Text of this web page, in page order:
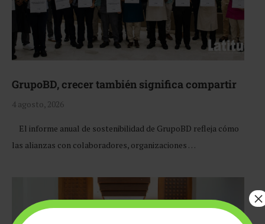
GrupoBD, crecer también significa compartir
4 agosto, 2026
El informe anual de sostenibilidad de GrupoBD refleja cómo
las alianzas con colaboradores, organizaciones …
×